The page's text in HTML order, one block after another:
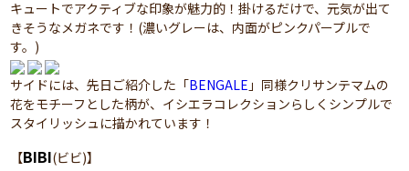
キュートでアクティブな印象が魅力的！掛けるだけで、元気が出て
きそうなメガネです！(濃いグレーは、内面がピンクパープルで
す。)
サイドには、先日ご紹介した「BENGALE 」同様クリサンテマムの
花をモチーフとした柄が、イシエラコレクションらしくシンプルで
スタイリッシュに描かれています！
【BIBI(ビビ)】